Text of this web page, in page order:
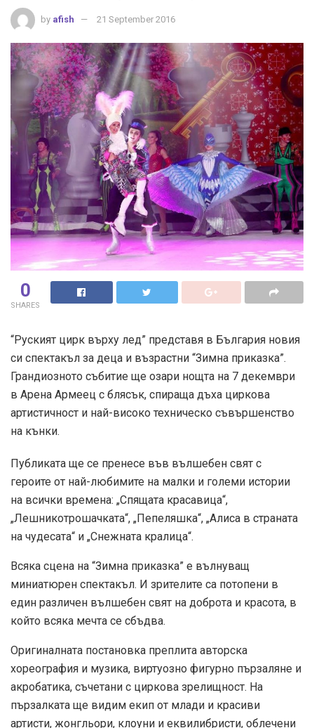
by afish 21 September 2016
0
SHARES
“Руският цирк върху лед” представя в България новия
си спектакъл за деца и възрастни “Зимна приказка”.
Грандиозното събитие ще озари нощта на 7 декември
в Арена Армеец с блясък, спираща дъха циркова
артистичност и най-високо техническо съвършенство
на кънки.
Публиката ще се пренесе във вълшебен свят с
героите от най-любимите на малки и големи истории
на всички времена: „Спящата красавица“,
„Лешникотрошачката“, „Пепеляшка“, „Алиса в страната
на чудесата“ и „Снежната кралица“.
Всяка сцена на “Зимна приказка” е вълнуващ
миниатюрен спектакъл. И зрителите са потопени в
един различен вълшебен свят на доброта и красота, в
който всяка мечта се сбъдва.
Оригиналната постановка преплита авторска
хореография и музика, виртуозно фигурно пързаляне и
акробатика, съчетани с циркова зрелищност. На
пързалката ще видим екип от млади и красиви
артисти, жонгльори, клоуни и еквилибристи, облечени